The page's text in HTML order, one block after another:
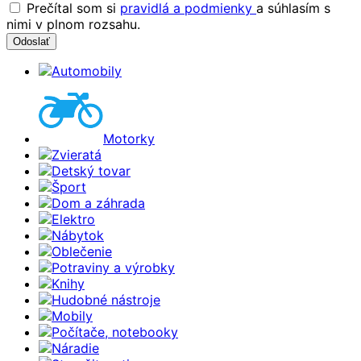
Prečítal som si pravidlá a podmienky a súhlasím s
nimi v plnom rozsahu.
Automobily
Motorky
Zvieratá
Detský tovar
Šport
Dom a záhrada
Elektro
Nábytok
Oblečenie
Potraviny a výrobky
Knihy
Hudobné nástroje
Mobily
Počítače, notebooky
Náradie